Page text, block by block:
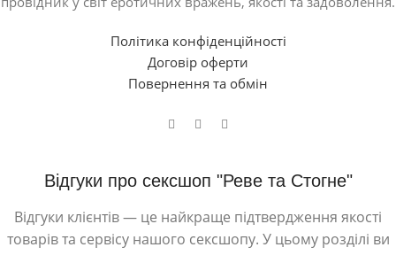
Політика конфіденційності
Договір оферти
Повернення та обмін
Відгуки про сексшоп "Реве та Стогне"
Відгуки клієнтів — це найкраще підтвердження якості
товарів та сервісу нашого сексшопу. У цьому розділі ви